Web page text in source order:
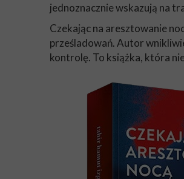
jednoznacznie wskazują na
Czekając na aresztowanie
prześladowań. Autor
kontrolę. To książka, która